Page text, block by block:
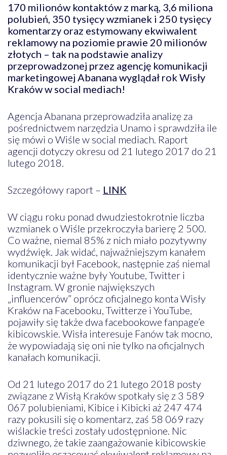
170 milionów kontaktów z marką, 3,6 miliona
polubień, 350 tysięcy wzmianek i 250 tysięcy
komentarzy oraz estymowany ekwiwalent
reklamowy na poziomie prawie 20 milionów
złotych – tak na podstawie analizy
przeprowadzonej przez agencję komunikacji
marketingowej Abanana wyglądał rok Wisły
Kraków w social mediach!
Agencja Abanana przeprowadziła analizę za
pośrednictwem narzędzia Unamo i sprawdziła ile
się mówi o Wiśle w social mediach. Raport
agencji dotyczy okresu od 21 lutego 2017 do 21
lutego 2018.
Szczegółowy raport – LINK
W ciągu roku ponad dwudziestokrotnie liczba
wzmianek o Wiśle przekroczyła barierę 2 500.
Co ważne, niemal 85% z nich miało pozytywny
wydźwięk. Jak widać, najważniejszym kanałem
komunikacji był Facebook, następnie zaś niemal
identycznie ważne były Youtube, Twitter i
Instagram. W gronie największych
„influencerów” oprócz oficjalnego konta Wisły
Kraków na Facebooku, Twitterze i YouTube,
pojawiły się także dwa facebookowe fanpage’e
kibicowskie. Wisła interesuje Fanów tak mocno,
że wypowiadają się oni nie tylko na oficjalnych
kanałach komunikacji.
Od 21 lutego 2017 do 21 lutego 2018 posty
związane z Wisłą Kraków spotkały się z 3 589
067 polubieniami, Kibice i Kibicki aż 247 474
razy pokusili się o komentarz, zaś 58 069 razy
wiślackie treści zostały udostępnione. Nic
dziwnego, że takie zaangażowanie kibicowskie